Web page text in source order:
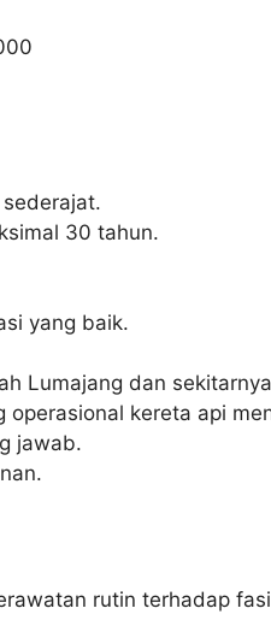
30 tahun.
yang baik.
Lumajang dan
operasional kereta api
jawab.
rutin terhadap